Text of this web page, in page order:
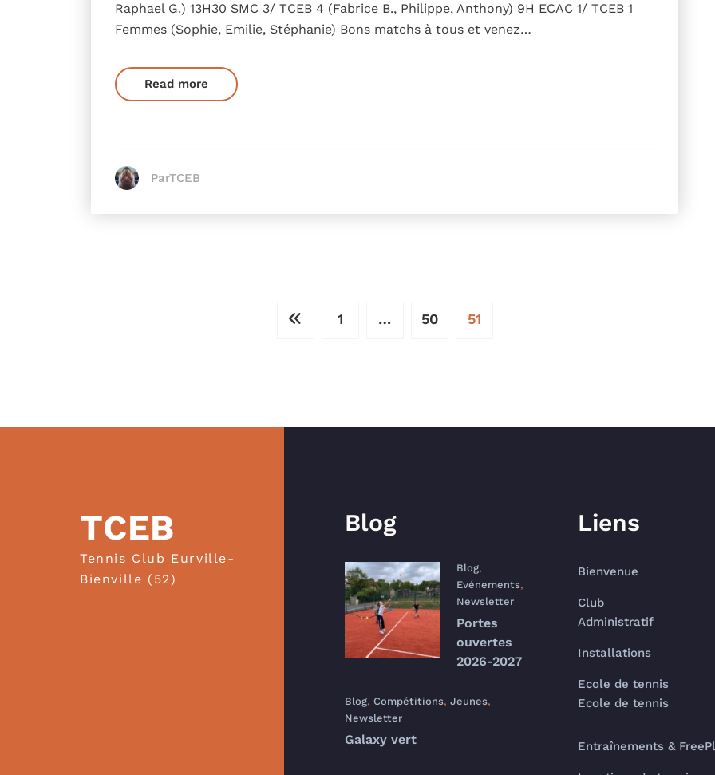
Raphael G.) 13H30 SMC 3/ TCEB 4 (Fabrice B., Philippe, Anthony) 9H ECAC 1/ TCEB 1
Femmes (Sophie, Emilie, Stéphanie) Bons matchs à tous et venez…
Read more
ParTCEB
1 … 50 51
TCEB
Tennis Club Eurville-
Bienville (52)
Blog
Blog,
Evénements,
Newsletter
Portes
ouvertes
2026-2027
Blog, Compétitions, Jeunes,
Newsletter
Galaxy vert
Liens
Bienvenue
Club
Administratif
Installations
Ecole de tennis
Ecole de tennis
Entraînements &